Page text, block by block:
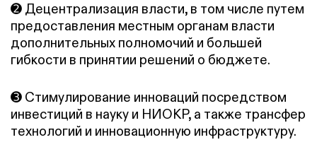
➋ Децентрализация власти, в том числе путем
предоставления местным органам власти
дополнительных полномочий и большей
гибкости в принятии решений о бюджете.
➌ Стимулирование инноваций посредством
инвестиций в науку и НИОКР, а также трансфер
технологий и инновационную инфраструктуру.